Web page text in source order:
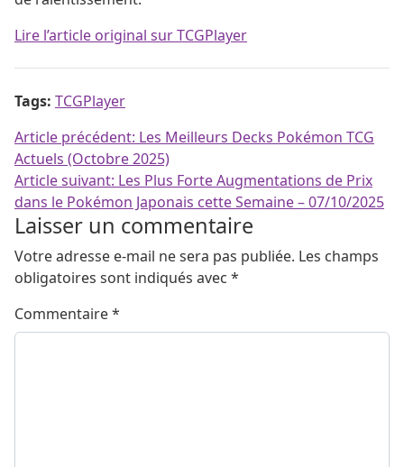
Lire l’article original sur TCGPlayer
Tags: TCGPlayer
Navigation de l’article
Article précédent: Les Meilleurs Decks Pokémon TCG
Actuels (Octobre 2025)
Article suivant: Les Plus Forte Augmentations de Prix
dans le Pokémon Japonais cette Semaine – 07/10/2025
Laisser un commentaire
Votre adresse e-mail ne sera pas publiée. Les champs
obligatoires sont indiqués avec *
Commentaire*